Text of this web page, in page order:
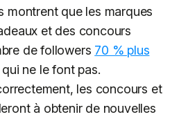
montrent que les marques
et des concours
de followers 70 % plus
ne le font pas.
les concours et
à obtenir de nouvelles